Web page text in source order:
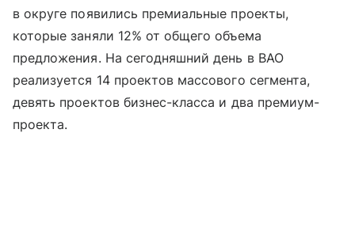
в округе появились премиальные проекты,
которые заняли 12% от общего объема
предложения. На сегодняшний день в ВАО
реализуется 14 проектов массового сегмента,
девять проектов бизнес-класса и два премиум-
проекта.